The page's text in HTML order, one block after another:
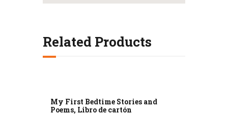
Related Products
My First Bedtime Stories and
Poems, Libro de cartón